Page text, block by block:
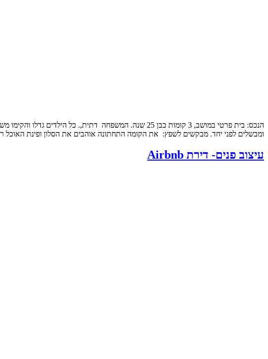
הנכס: בית פרטי במושב, 3 קומות כבן 25 שנה. המשפחה
ומבשלים לפני יחד. מבקשים לשפץ: את הקומה התחתונה אוהבים את הסלון ופינת
עיצוב פנים- דירת Airbnb